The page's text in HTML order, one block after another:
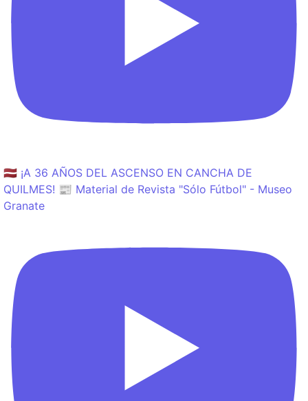
🇱🇻 ¡A 36 AÑOS DEL ASCENSO EN CANCHA DE
QUILMES! 📰 Material de Revista "Sólo Fútbol" - Museo
Granate